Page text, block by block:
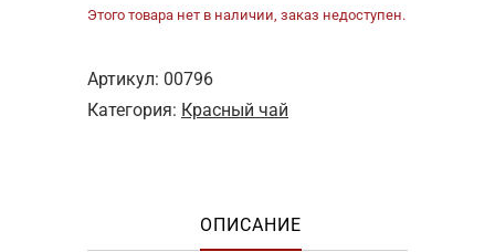
Этого товара нет в наличии, заказ недоступен.
Артикул: 00796
Категория: Красный чай
ОПИСАНИЕ